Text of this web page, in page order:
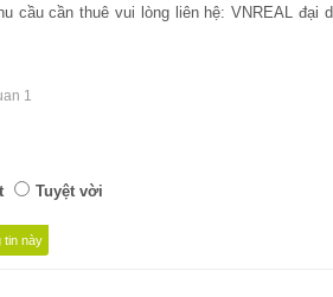
cầu cần thuê vui lòng liên hệ: VNREAL đại
1
Tuyệt vời